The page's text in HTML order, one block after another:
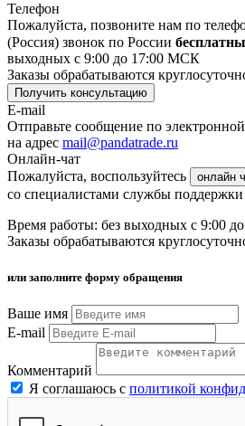
Телефон
Пожалуйста, позвоните нам по
(Россия) звонок по России
выходных с 9:00 до 17:00 МСК
Заказы обрабатываются
Получить консультацию
E-mail
Отправьте сообщение по
на адрес mail@pandatrade.ru
Онлайн-чат
Пожалуйста, воспользуйтесь
онлайн
со специалистами службы поддержки
Время работы: без выходных с 9:00
Заказы обрабатываются
или заполните форму обращения
Ваше имя
E-mail
Комментарий
Я соглашаюсь с политикой